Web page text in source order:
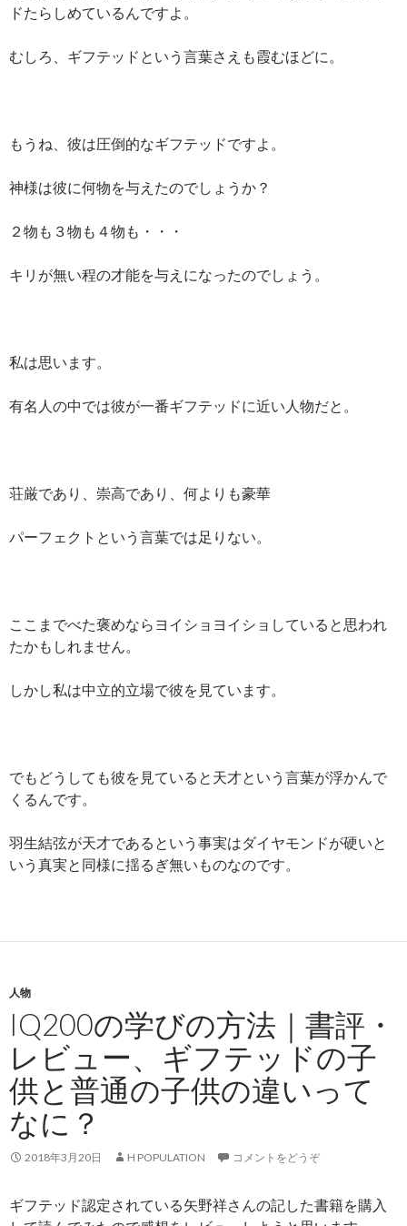
ドたらしめているんですよ。
むしろ、ギフテッドという言葉さえも霞むほどに。
もうね、彼は圧倒的なギフテッドですよ。
神様は彼に何物を与えたのでしょうか？
２物も３物も４物も・・・
キリが無い程の才能を与えになったのでしょう。
私は思います。
有名人の中では彼が一番ギフテッドに近い人物だと。
荘厳であり、崇高であり、何よりも豪華
パーフェクトという言葉では足りない。
ここまでべた褒めならヨイショヨイショしていると思われ
たかもしれません。
しかし私は中立的立場で彼を見ています。
でもどうしても彼を見ていると天才という言葉が浮かんで
くるんです。
羽生結弦が天才であるという事実はダイヤモンドが硬いと
いう真実と同様に揺るぎ無いものなのです。
人物
IQ200の学びの方法｜書評・
レビュー、ギフテッドの子
供と普通の子供の違いって
なに？
2018年3月20日 H POPULATION コメントをどうぞ
ギフテッド認定されている矢野祥さんの記した書籍を購入